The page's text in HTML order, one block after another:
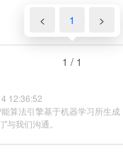
< 1 >
1 / 1
12:36:52
算法引擎基于机器学习所生
与我们沟通。